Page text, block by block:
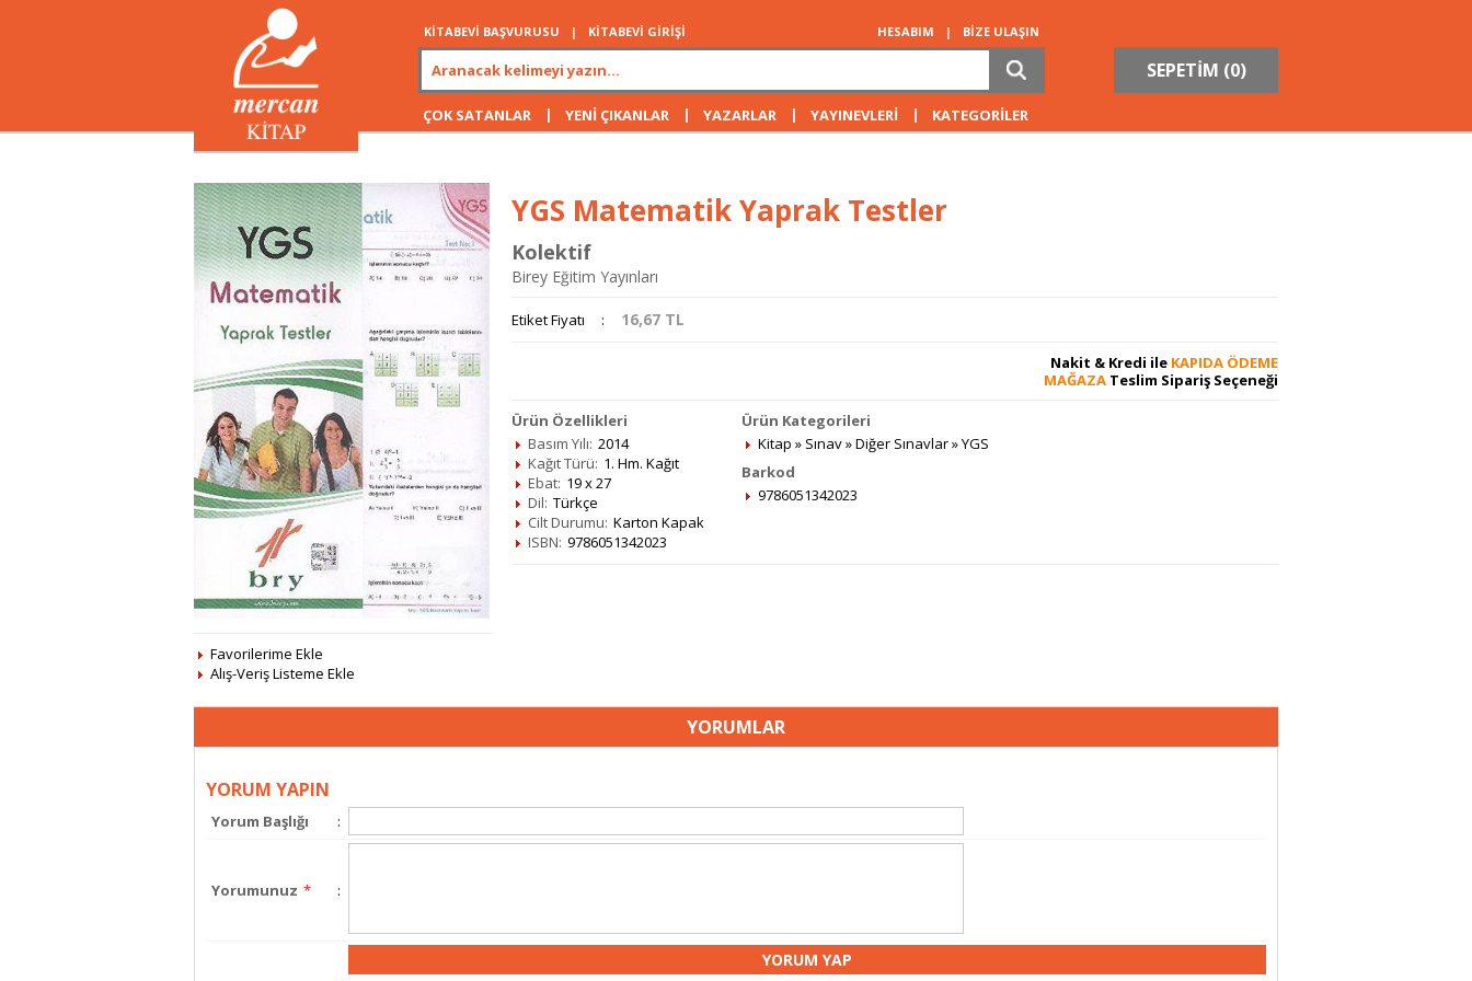
KİTABEVİ BAŞVURUSU | KİTABEVİ GİRİŞİ HESABIM | BİZE ULAŞIN
SEPETİM (0)
ÇOK SATANLAR | YENİ ÇIKANLAR | YAZARLAR | YAYINEVLERİ | KATEGORİLER
Favorilerime Ekle
Alış-Veriş Listeme Ekle
YGS Matematik Yaprak Testler
Kolektif
Birey Eğitim Yayınları
Etiket Fiyatı : 16,67 TL
Nakit & Kredi ile KAPIDA ÖDEME
MAĞAZA Teslim Sipariş Seçeneği
Ürün Özellikleri
Basım Yılı: 2014
Kağıt Türü: 1. Hm. Kağıt
Ebat: 19 x 27
Dil: Türkçe
Cilt Durumu: Karton Kapak
ISBN: 9786051342023
Ürün Kategorileri
Kitap » Sınav»Diğer Sınavlar»YGS
Barkod
9786051342023
YORUMLAR
YORUM YAPIN
Yorum Başlığı :
Yorumunuz * :